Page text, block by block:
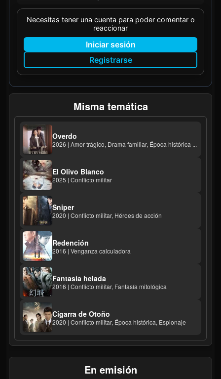
Necesitas tener una cuenta para poder comentar o
reaccionar
Iniciar sesión
Registrarse
Misma temática
Overdo
2026 | Amor trágico, Drama familiar, Época histórica ...
El Olivo Blanco
2025 | Conflicto militar
Sniper
2020 | Conflicto militar, Héroes de acción
Redención
2016 | Venganza calculadora
Fantasía helada
2016 | Conflicto militar, Fantasía mitológica
Cigarra de Otoño
2020 | Conflicto militar, Época histórica, Espionaje
En emisión